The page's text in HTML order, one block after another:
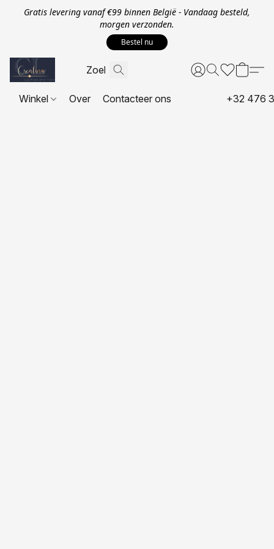
Gratis levering vanaf €99 binnen België - Vandaag besteld,
morgen verzonden.
Bestel nu
Winkel Over Contacteer ons +32 476